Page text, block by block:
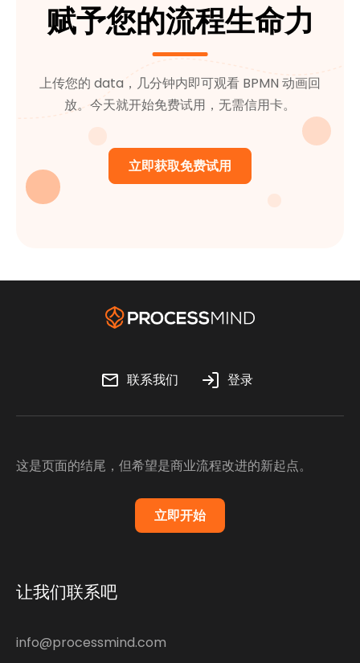
赋予您的流程生命力
上传您的 data，几分钟内即可观看 BPMN 动画回
放。今天就开始免费试用，无需信用卡。
立即获取免费试用
联系我们 登录
这是页面的结尾，但希望是商业流程改进的新起点。
立即开始
让我们联系吧
info@processmind.com